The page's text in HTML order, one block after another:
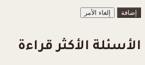
إلغاء الأمر
الأسئلة الأكثر قراءة